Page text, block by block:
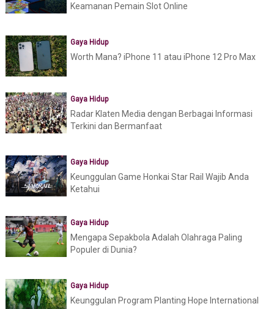
Keamanan Pemain Slot Online
Gaya Hidup
Worth Mana? iPhone 11 atau iPhone 12 Pro Max
Gaya Hidup
Radar Klaten Media dengan Berbagai Informasi
Terkini dan Bermanfaat
Gaya Hidup
Keunggulan Game Honkai Star Rail Wajib Anda
Ketahui
Gaya Hidup
Mengapa Sepakbola Adalah Olahraga Paling
Populer di Dunia?
Gaya Hidup
Keunggulan Program Planting Hope International